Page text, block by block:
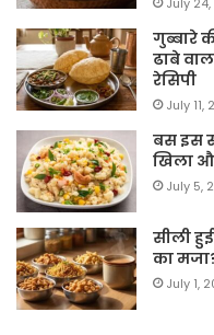
गुब्बारे
ढाबे
रेसिपी
July 11,
बस इस
खिला
July 5,
सीली
का
July 1,